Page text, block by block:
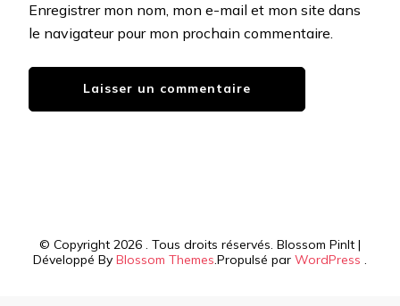
Enregistrer mon nom, mon e-mail et mon site dans
le navigateur pour mon prochain commentaire.
© Copyright 2026 . Tous droits réservés. Blossom PinIt |
Développé By Blossom Themes.Propulsé par WordPress .